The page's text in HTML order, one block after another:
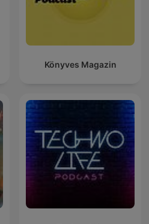
Könyves Magazin